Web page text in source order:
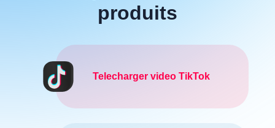
produits
Telecharger video TikTok